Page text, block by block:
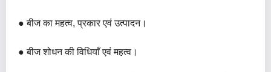
● बीज का महत्व, प्रकार एवं उत्पादन।
● बीज शोधन की विधियाँ एवं महत्व।